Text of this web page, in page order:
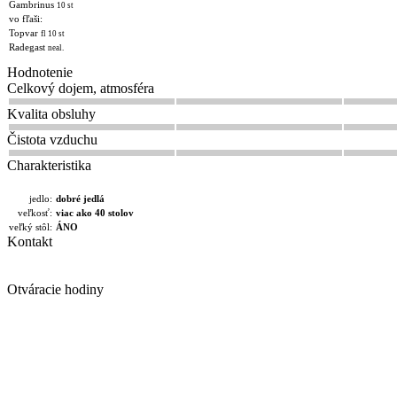
Gambrinus 10 st
vo fľaši:
Topvar fl 10 st
Radegast neal.
Hodnotenie
Celkový dojem, atmosféra
Kvalita obsluhy
Čistota vzduchu
Charakteristika
jedlo: dobré jedlá
veľkosť: viac ako 40 stolov
veľký stôl: ÁNO
Kontakt
Otváracie hodiny